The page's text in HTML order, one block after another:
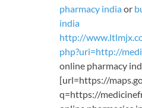
pharmacy indiaor
india
http://
php?uri=http://
online pharmacy
[url=https://
q=https://